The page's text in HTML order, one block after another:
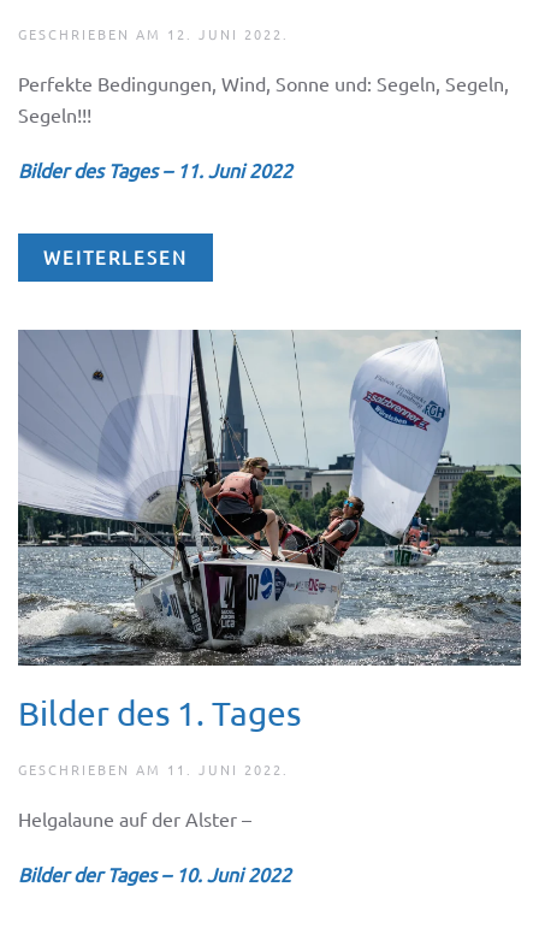
GESCHRIEBEN AM 12. JUNI 2022
Perfekte Bedingungen, Wind, Sonne und: Segeln, Segeln,
Segeln!!!
Bilder des Tages – 11. Juni 2022
WEITERLESEN
Bilder des 1. Tages
GESCHRIEBEN AM 11. JUNI 2022
Helgalaune auf der Alster –
Bilder der Tages – 10. Juni 2022